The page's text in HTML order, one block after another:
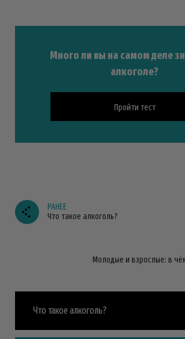
Много ли вы на самом деле
алкоголе?
Пройти тест
РАНЕЕ
Что такое алкоголь?
Молодые и взрослые: в
Что такое алкоголь?